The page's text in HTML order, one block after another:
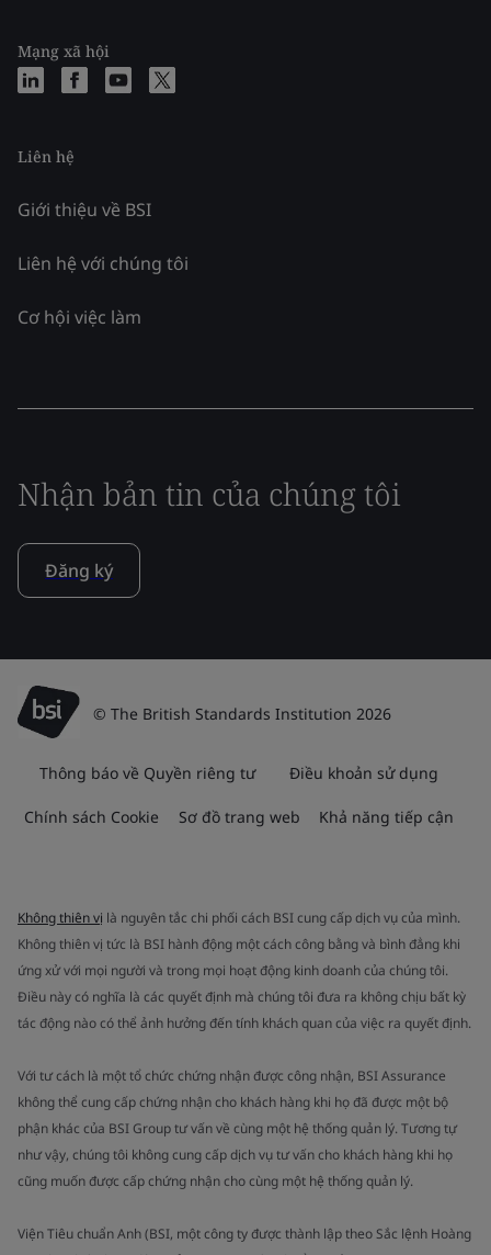
Mạng xã hội
Liên hệ
Giới thiệu về BSI
Liên hệ với chúng tôi
Cơ hội việc làm
Nhận bản tin của chúng tôi
Đăng ký
© The British Standards Institution 2026
Thông báo về Quyền riêng tư Điều khoản sử dụng
Chính sách Cookie Sơ đồ trang web Khả năng tiếp cận
Không thiên vị là nguyên tắc chi phối cách BSI cung cấp dịch vụ của mình.
Không thiên vị tức là BSI hành động một cách công bằng và bình đẳng khi
ứng xử với mọi người và trong mọi hoạt động kinh doanh của chúng tôi.
Điều này có nghĩa là các quyết định mà chúng tôi đưa ra không chịu bất kỳ
tác động nào có thể ảnh hưởng đến tính khách quan của việc ra quyết định.
Với tư cách là một tổ chức chứng nhận được công nhận, BSI Assurance
không thể cung cấp chứng nhận cho khách hàng khi họ đã được một bộ
phận khác của BSI Group tư vấn về cùng một hệ thống quản lý. Tương tự
như vậy, chúng tôi không cung cấp dịch vụ tư vấn cho khách hàng khi họ
cũng muốn được cấp chứng nhận cho cùng một hệ thống quản lý.
Viện Tiêu chuẩn Anh (BSI, một công ty được thành lập theo Sắc lệnh Hoàng